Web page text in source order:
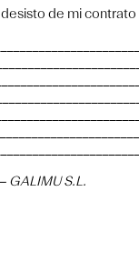
de mi
GALIMU S.L.